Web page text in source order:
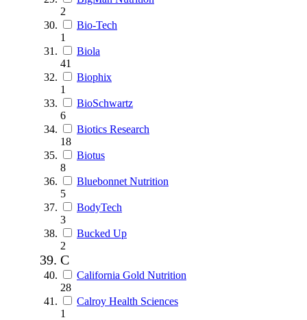
2
Bio-Tech
1
Biola
41
Biophix
1
BioSchwartz
6
Biotics Research
18
Biotus
8
Bluebonnet Nutrition
5
BodyTech
3
Bucked Up
2
C
California Gold Nutrition
28
Calroy Health Sciences
1